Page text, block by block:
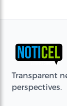
Transparent
perspectives.